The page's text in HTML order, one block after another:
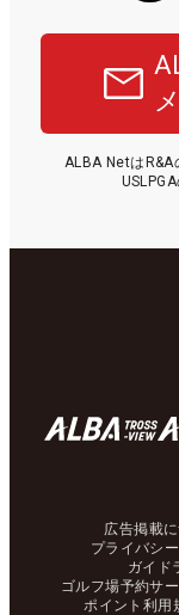
ALBA Netは
広告掲載
プライバシ
ガイド
ゴルフ場予約サ
ポイント利用